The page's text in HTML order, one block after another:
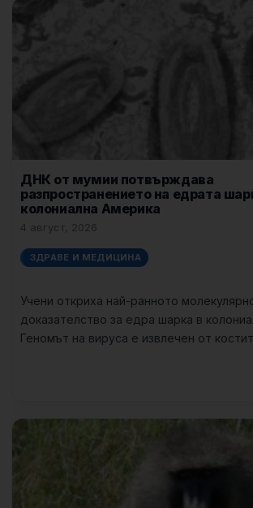
ДНК от мумии потвърждава
разпространението на едрата
колониална Америка
4 август, 2026
ЗДРАВЕ И МЕДИЦИНА
Учени откриха най-ранното
доказателство за едра шарка в
Геномът на вируса е извлечен от